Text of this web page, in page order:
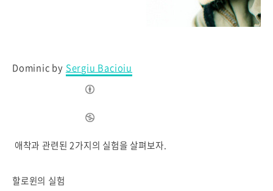
Dominic by Sergiu Bacioiu
애착과 관련된 2가지의 실험을 살펴보자.
할로윈의 실험